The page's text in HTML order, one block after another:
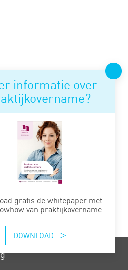
informatie over
gratis de whitepaper met
van praktijkovername.
DOWNLOAD